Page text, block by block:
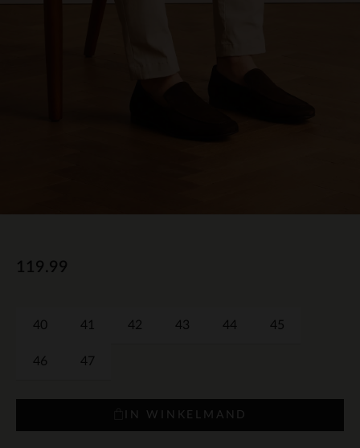
119.99
40 41 42 43 44 45
46 47
IN WINKELMAND